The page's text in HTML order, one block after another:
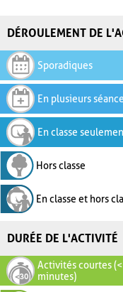
DÉROULEMENT DE
Sporadiques
En plusieurs
En classe
Hors classe
En classe et hors
DURÉE DE L'ACTIVITÉ
Activités courtes
minutes)